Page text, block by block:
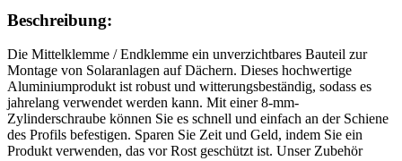
Beschreibung:
Die Mittelklemme / Endklemme ein unverzichtbares Bauteil zur
Montage von Solaranlagen auf Dächern. Dieses hochwertige
Aluminiumprodukt ist robust und witterungsbeständig, sodass es
jahrelang verwendet werden kann. Mit einer 8-mm-
Zylinderschraube können Sie es schnell und einfach an der Schiene
des Profils befestigen. Sparen Sie Zeit und Geld, indem Sie ein
Produkt verwenden, das vor Rost geschützt ist. Unser Zubehör